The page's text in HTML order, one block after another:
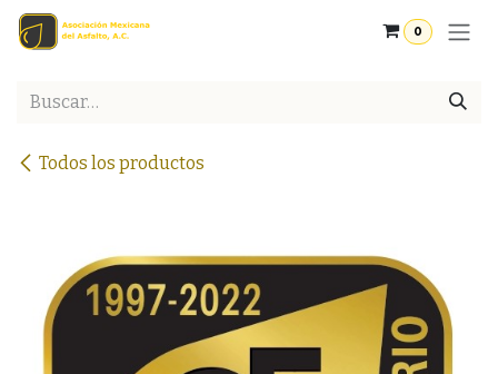
Ir al contenido
0
Todos los productos